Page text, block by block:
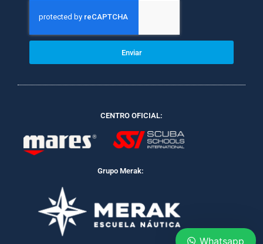
Enviar
CENTRO OFICIAL:
Grupo Merak:
Whatsapp